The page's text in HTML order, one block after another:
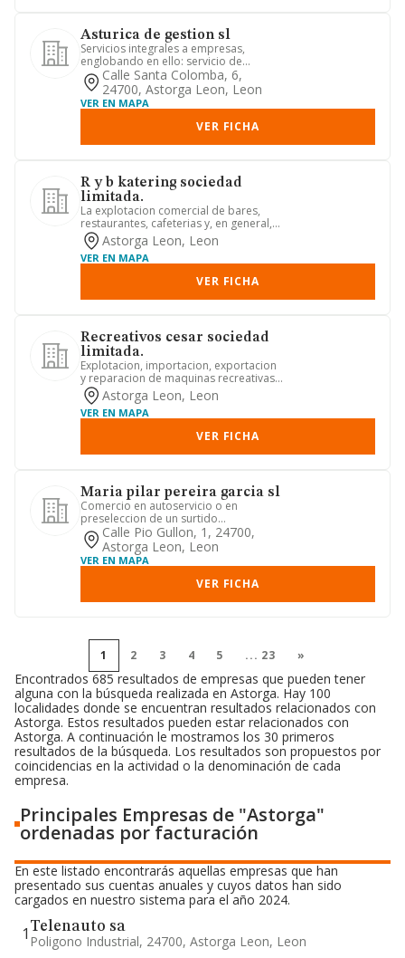
Asturica de gestion sl
Servicios integrales a empresas,
englobando en ello: servicio de
asesoramiento financiero y contabl...
Calle Santa Colomba, 6,
24700, Astorga Leon, Leon
VER EN MAPA
VER FICHA
R y b katering sociedad
limitada.
La explotacion comercial de bares,
restaurantes, cafeterias y, en general,
todo tipo de negocios de...
Astorga Leon, Leon
VER EN MAPA
VER FICHA
Recreativos cesar sociedad
limitada.
Explotacion, importacion, exportacion
y reparacion de maquinas recreativas y
de azar y explotacion ...
Astorga Leon, Leon
VER EN MAPA
VER FICHA
Maria pilar pereira garcia sl
Comercio en autoservicio o en
preseleccion de un surtido
relativamente amplio de articulos y
bienes...
Calle Pio Gullon, 1, 24700,
Astorga Leon, Leon
VER EN MAPA
VER FICHA
1 2 3 4 5 ... 23 »
Encontrados 685 resultados de empresas que pueden tener
alguna con la búsqueda realizada en Astorga. Hay 100
localidades donde se encuentran resultados relacionados con
Astorga. Estos resultados pueden estar relacionados con
Astorga. A continuación le mostramos los 30 primeros
resultados de la búsqueda. Los resultados son propuestos por
coincidencias en la actividad o la denominación de cada
empresa.
Principales Empresas de "Astorga"
ordenadas por facturación
En este listado encontrarás aquellas empresas que han
presentado sus cuentas anuales y cuyos datos han sido
cargados en nuestro sistema para el año 2024.
1 Telenauto sa
Poligono Industrial, 24700, Astorga Leon, Leon